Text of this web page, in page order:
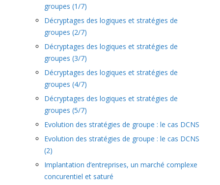
groupes (1/7)
Décryptages des logiques et stratégies de
groupes (2/7)
Décryptages des logiques et stratégies de
groupes (3/7)
Décryptages des logiques et stratégies de
groupes (4/7)
Décryptages des logiques et stratégies de
groupes (5/7)
Evolution des stratégies de groupe : le cas DCNS
Evolution des stratégies de groupe : le cas DCNS
(2)
Implantation d’entreprises, un marché complexe
concurentiel et saturé